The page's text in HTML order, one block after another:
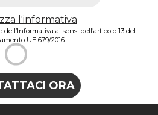
l'informativa
ai sensi dell’articolo 13 del
UE 679/2016